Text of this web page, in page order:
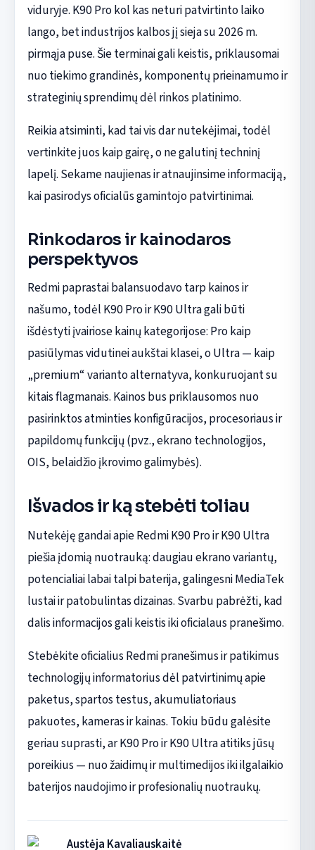
viduryje. K90 Pro kol kas neturi patvirtinto laiko
lango, bet industrijos kalbos jį sieja su 2026 m.
pirmąja puse. Šie terminai gali keistis, priklausomai
nuo tiekimo grandinės, komponentų prieinamumo ir
strateginių sprendimų dėl rinkos platinimo.
Reikia atsiminti, kad tai vis dar nutekėjimai, todėl
vertinkite juos kaip gairę, o ne galutinį techninį
lapelį. Sekame naujienas ir atnaujinsime informaciją,
kai pasirodys oficialūs gamintojo patvirtinimai.
Rinkodaros ir kainodaros
perspektyvos
Redmi paprastai balansuodavo tarp kainos ir
našumo, todėl K90 Pro ir K90 Ultra gali būti
išdėstyti įvairiose kainų kategorijose: Pro kaip
pasiūlymas vidutinei aukštai klasei, o Ultra — kaip
„premium“ varianto alternatyva, konkuruojant su
kitais flagmanais. Kainos bus priklausomos nuo
pasirinktos atminties konfigūracijos, procesoriaus ir
papildomų funkcijų (pvz., ekrano technologijos,
OIS, belaidžio įkrovimo galimybės).
Išvados ir ką stebėti toliau
Nutekėję gandai apie Redmi K90 Pro ir K90 Ultra
piešia įdomią nuotrauką: daugiau ekrano variantų,
potencialiai labai talpi baterija, galingesni MediaTek
lustai ir patobulintas dizainas. Svarbu pabrėžti, kad
dalis informacijos gali keistis iki oficialaus pranešimo.
Stebėkite oficialius Redmi pranešimus ir patikimus
technologijų informatorius dėl patvirtinimų apie
paketus, spartos testus, akumuliatoriaus
pakuotes, kameras ir kainas. Tokiu būdu galėsite
geriau suprasti, ar K90 Pro ir K90 Ultra atitiks jūsų
poreikius — nuo žaidimų ir multimedijos iki ilgalaikio
baterijos naudojimo ir profesionalių nuotraukų.
Austėja Kavaliauskaitė